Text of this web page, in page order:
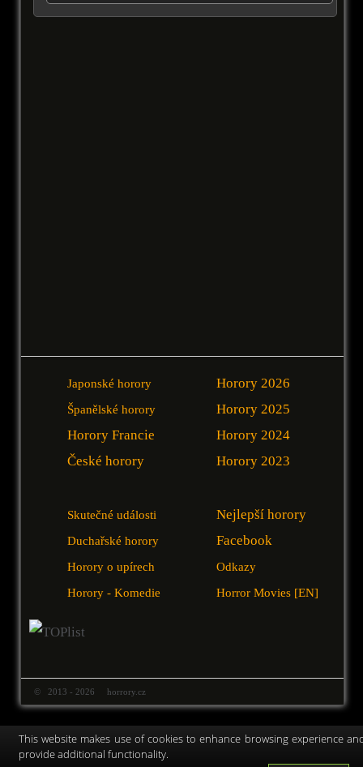
Japonské horory
Španělské horory
Horory Francie
České horory
Horory 2026
Horory 2025
Horory 2024
Horory 2023
Skutečné události
Duchařské horory
Horory o upírech
Horory - Komedie
Nejlepší horory
Facebook
Odkazy
Horror Movies [EN]
© 2013 - 2026 horrory.cz
This website makes use of cookies to enhance browsing experience
provide additional functionality.